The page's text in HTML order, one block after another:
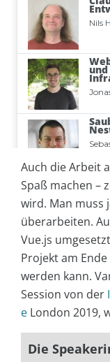
Auch die Arbeit
Spaß machen –
wird. Man muss
überarbeiten.
Vue.js
Projekt am
werden kann.
Session von der
e London 2019,
Die